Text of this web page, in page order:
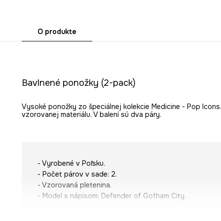
O produkte
Bavlnené ponožky (2-pack)
Vysoké ponožky zo špeciálnej kolekcie Medicine - Pop
vzorovanej materiálu. V balení sú dva páry.
- Vyrobené v Poľsku.
- Počet párov v sade: 2.
- Vzorovaná pletenina.
- Model s nápisom: Defender of Gotham City.